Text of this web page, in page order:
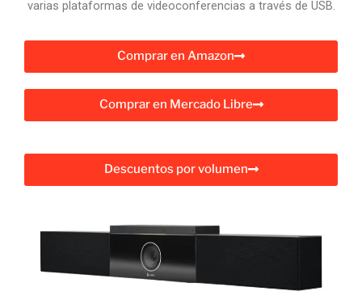
varias plataformas de videoconferencias a través de USB.
Comprar en Amazon
Comprar en Mercado Libre
Descuentos por volumen